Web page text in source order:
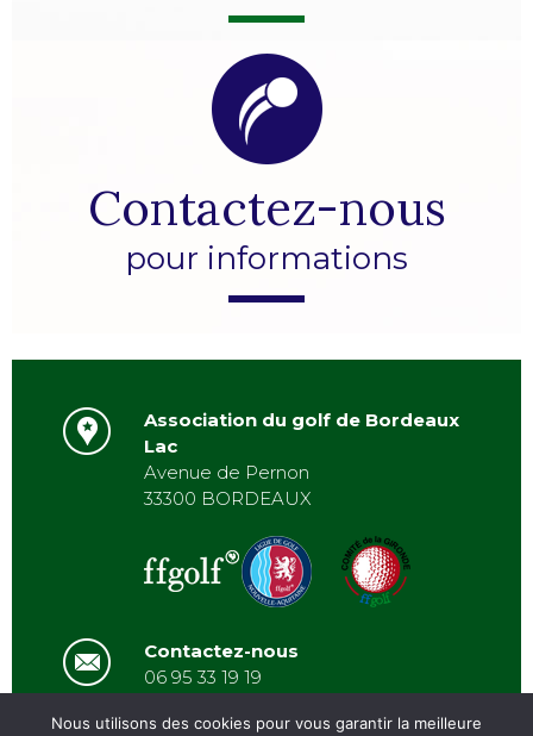
Contactez-nous
pour informations
Association du golf de Bordeaux
Lac
Avenue de Pernon
33300 BORDEAUX
Contactez-nous
06 95 33 19 19
Nous utilisons des cookies pour vous garantir la meilleure